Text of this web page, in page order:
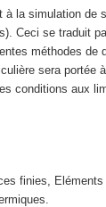
la simulation de
Ceci se traduit
méthodes de
sera portée
conditions aux
finies, Eléments